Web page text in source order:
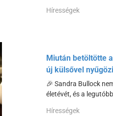
Hírességek
Miután betöltötte
új külsővel
🎉 Sandra Bullock
életévét, és a
Hírességek